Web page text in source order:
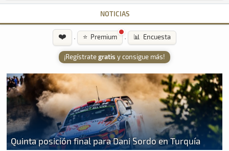
NOTICIAS
❤️ · ⭐ Premium · 📊 Encuesta
¡Regístrategratis y consigue más!
Quinta posición final para Dani Sordo en Turquía